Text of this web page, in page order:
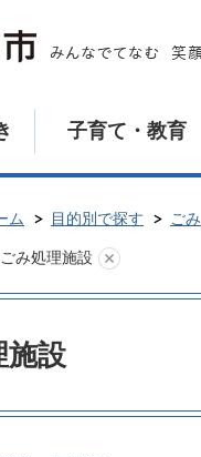
子育て・教育
ム 目的別で探す ごみ
ごみ処理施設
施設